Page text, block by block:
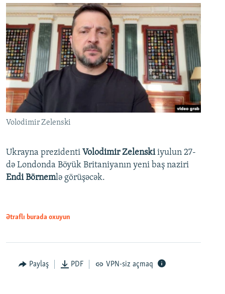
Volodimir Zelenski
Ukrayna prezidenti Volodimir Zelenskiiyulun 27-
də Londonda Böyük Britaniyanın yeni baş naziri
Endi Börnemlə görüşəcək.
Ətraflı burada oxuyun
Paylaş PDF VPN-siz açmaq